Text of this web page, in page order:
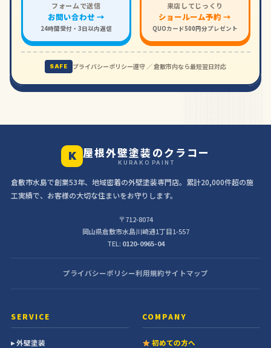
フォームで送信
お問い合わせ →
24時間受付・3日以内返信
来店してじっくり
ショールーム予約 →
QUOカード500円分プレゼント
SAFE プライバシーポリシー遵守 ／ 倉敷市内なら最短翌日対応
K 屋根外壁塗装のクラコー
KURAKO PAINT
倉敷市水島で創業53年、地域密着の外壁塗装専門店。累計20,000件超の施
工実績で、お客様の大切な住まいをお守りします。
〒712-8074
岡山県倉敷市水島川崎通1丁目1-557
TEL: 0120-0965-04
プライバシーポリシー利用規約サイトマップ
SERVICE
▸ 外壁塗装
COMPANY
初めての方へ